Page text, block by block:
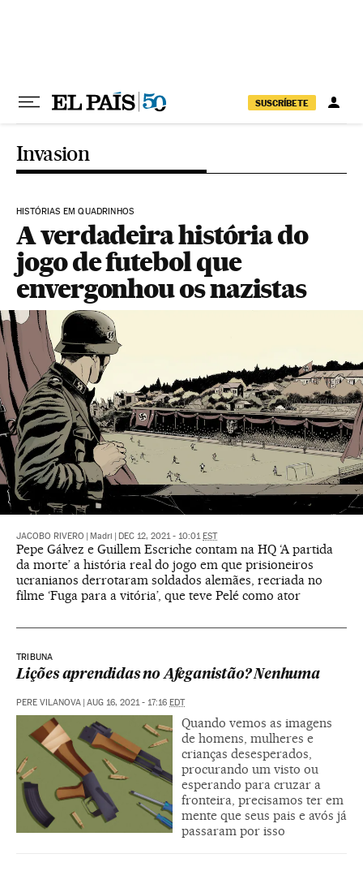
SUSCRÍBETE
Invasion
HISTÓRIAS EM QUADRINHOS
A verdadeira história do
jogo de futebol que
envergonhou os nazistas
JACOBO RIVERO Madri DEC 12, 2021 - 10:01 EST
Pepe Gálvez e Guillem Escriche contam na HQ ‘A partida
da morte’ a história real do jogo em que prisioneiros
ucranianos derrotaram soldados alemães, recriada no
filme ‘Fuga para a vitória’, que teve Pelé como ator
TRIBUNA
Lições aprendidas no Afeganistão? Nenhuma
PERE VILANOVA AUG 16, 2021 - 17:16 EDT
Quando vemos as imagens
de homens, mulheres e
crianças desesperados,
procurando um visto ou
esperando para cruzar a
fronteira, precisamos ter em
mente que seus pais e avós já
passaram por isso